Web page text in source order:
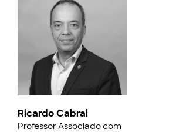
Ricardo Cabral
Professor Associado com